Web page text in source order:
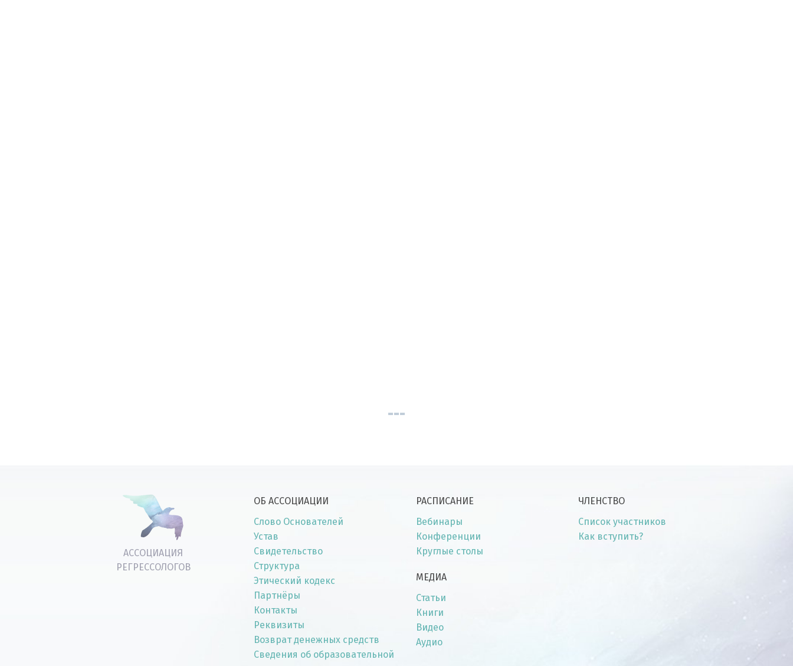
АССОЦИАЦИЯ
РЕГРЕССОЛОГОВ
ОБ АССОЦИАЦИИ
Слово Основателей
Устав
Свидетельство
Структура
Этический кодекс
Партнёры
Контакты
Реквизиты
Возврат денежных средств
Сведения об образовательной
РАСПИСАНИЕ
Вебинары
Конференции
Круглые столы
МЕДИА
Статьи
Книги
Видео
Аудио
ЧЛЕНСТВО
Список участников
Как вступить?